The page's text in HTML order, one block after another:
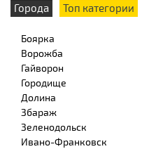
Города Топ категории
Боярка
Ворожба
Гайворон
Городище
Долина
Збараж
Зеленодольск
Ивано-Франковск